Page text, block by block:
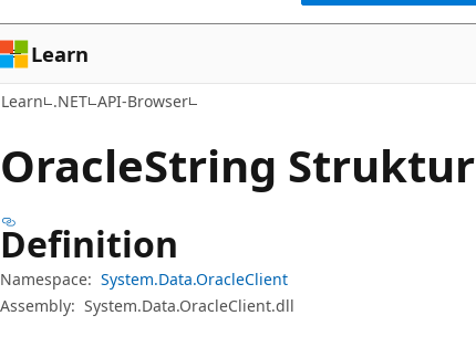
Learn
Learn .NET API-Browser
OracleString Struktur
Definition
Namespace: System.Data.OracleClient
Assembly: System.Data.OracleClient.dll